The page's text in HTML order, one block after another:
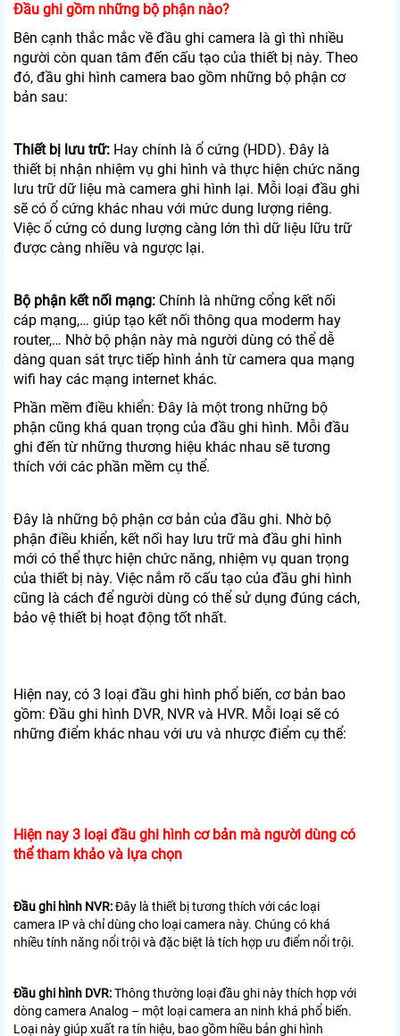
Đầu ghi gồm những bộ phận nào?
Bên cạnh thắc mắc về đầu ghi camera là gì thì nhiều
người còn quan tâm đến cấu tạo của thiết bị này. Theo
đó, đầu ghi hình camera bao gồm những bộ phận cơ
bản sau:
Thiết bị lưu trữ: Hay chính là ổ cứng (HDD). Đây là
thiết bị nhận nhiệm vụ ghi hình và thực hiện chức năng
lưu trữ dữ liệu mà camera ghi hình lại. Mỗi loại đầu ghi
sẽ có ổ cứng khác nhau với mức dung lượng riêng.
Việc ổ cứng có dung lượng càng lớn thì dữ liệu lữu trữ
được càng nhiều và ngược lại.
Bộ phận kết nối mạng: Chính là những cổng kết nối
cáp mạng,… giúp tạo kết nối thông qua moderm hay
router,… Nhờ bộ phận này mà người dùng có thể dễ
dàng quan sát trực tiếp hình ảnh từ camera qua mạng
wifi hay các mạng internet khác.
Phần mềm điều khiển: Đây là một trong những bộ
phận cũng khá quan trọng của đầu ghi hình. Mỗi đầu
ghi đến từ những thương hiệu khác nhau sẽ tương
thích với các phần mềm cụ thể.
Đây là những bộ phận cơ bản của đầu ghi. Nhờ bộ
phận điều khiển, kết nối hay lưu trữ mà đầu ghi hình
mới có thể thực hiện chức năng, nhiệm vụ quan trọng
của thiết bị này. Việc nắm rõ cấu tạo của đầu ghi hình
cũng là cách để người dùng có thể sử dụng đúng cách,
bảo vệ thiết bị hoạt động tốt nhất.
Hiện nay, có 3 loại đầu ghi hình phổ biến, cơ bản bao
gồm: Đầu ghi hình DVR, NVR và HVR. Mỗi loại sẽ có
những điểm khác nhau với ưu và nhược điểm cụ thể:
Hiện nay 3 loại đầu ghi hình cơ bản mà người dùng có
thể tham khảo và lựa chọn
Đầu ghi hình NVR:Đây là thiết bị tương thích với các loại
camera IP và chỉ dùng cho loại camera này. Chúng có khá
nhiều tính năng nổi trội và đặc biệt là tích hợp ưu điểm nổi trội.
Đầu ghi hình DVR:Thông thường loại đầu ghi này thích hợp với
dòng camera Analog – một loại camera an ninh khá phổ biến.
Loại này giúp xuất ra tín hiệu, bao gồm hiều bản ghi hình